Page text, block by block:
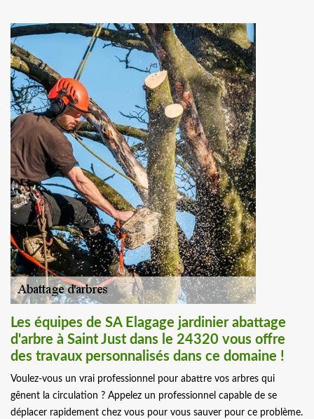
Les équipes de SA Elagage jardinier abattage
d'arbre à Saint Just dans le 24320 vous offre
des travaux personnalisés dans ce domaine !
Voulez-vous un vrai professionnel pour abattre vos arbres qui
gênent la circulation ? Appelez un professionnel capable de se
déplacer rapidement chez vous pour vous sauver pour ce problème.